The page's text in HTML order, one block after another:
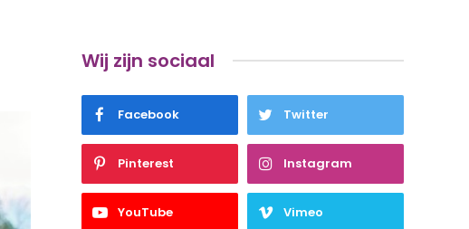
Wij zijn sociaal
Facebook Twitter
Pinterest Instagram
YouTube Vimeo